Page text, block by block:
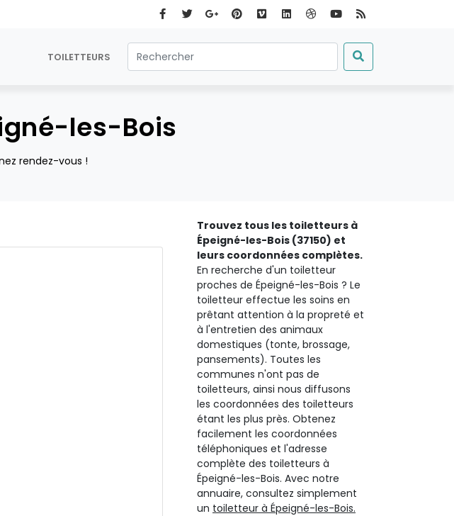
TOILETTEURS
les-Bois
rendez-vous !
Trouvez tous les toiletteurs à
Épeigné-les-Bois (37150) et
leurs coordonnées complètes.
En recherche d'un toiletteur
proches de Épeigné-les-Bois ? Le
toiletteur effectue les soins en
prêtant attention à la propreté et
à l'entretien des animaux
domestiques (tonte, brossage,
pansements). Toutes les
communes n'ont pas de
toiletteurs, ainsi nous diffusons
les coordonnées des toiletteurs
étant les plus près. Obtenez
facilement les coordonnées
téléphoniques et l'adresse
complète des toiletteurs à
Épeigné-les-Bois. Avec notre
annuaire, consultez simplement
un toiletteur à Épeigné-les-Bois.